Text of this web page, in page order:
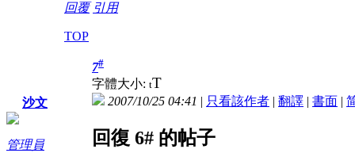
回覆 引用
TOP
沙文
管理員
7#
字體大小: tT
2007/10/25 04:41 | 只看該作者 | 翻譯 | 書面 |
回復 6# 的帖子